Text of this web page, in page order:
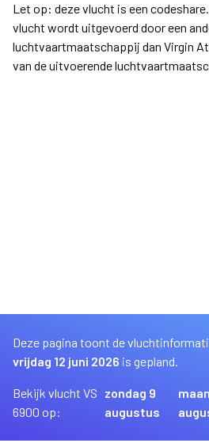
Let op: deze vlucht is een
vlucht wordt uitgevoerd door een
luchtvaartmaatschappij dan Virgin
van de uitvoerende
Deze pagina toont de
vrijdag 12 juni 2026 is gepland.
Bekijk vlucht VS
6900 op:
zondag 9
augustus